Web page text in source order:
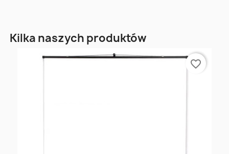
Kilka naszych produktów
favorite_border